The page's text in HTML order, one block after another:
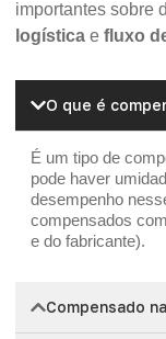
importantes sobre
logística e fluxo
O que é
É um tipo de
pode haver
desempenho
compensados
e do fabricante).
Compensado